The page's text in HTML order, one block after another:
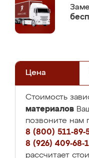
Цена
Стоимость
материалов
позвоните нам
8 (800) 511-89-
8 (926) 409-68-
рассчитает